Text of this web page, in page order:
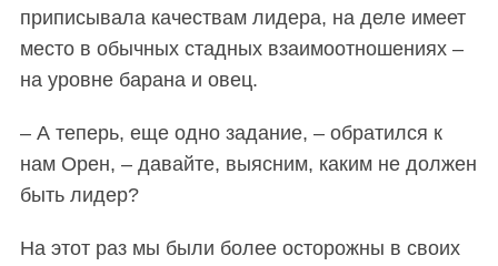
приписывала качествам лидера, на деле имеет
место в обычных стадных взаимоотношениях –
на уровне барана и овец.
– А теперь, еще одно задание, – обратился к
нам Орен, – давайте, выясним, каким не должен
быть лидер?
На этот раз мы были более осторожны в своих